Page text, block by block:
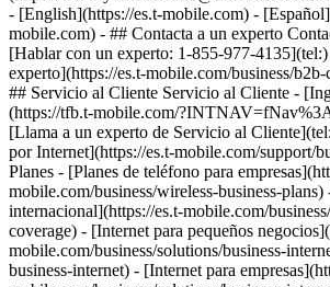
- [English](https://es.t-mobile.com) -
mobile.com) - ## Contacta a un experto
[Hablar con un experto: 1-855-977-
experto](https://es.t-mobile.com/business/
## Servicio al Cliente Servicio al Cliente -
(https://tfb.t-mobile.com/
[Llama a un experto de Servicio al
por Internet](https://es.t-mobile.com/support/
Planes - [Planes de teléfono para
mobile.com/business/wireless-business-plans)
internacional](https://es.t-mobile.com/
coverage) - [Internet para pequeños
mobile.com/business/solutions/business-
business-internet) - [Internet para